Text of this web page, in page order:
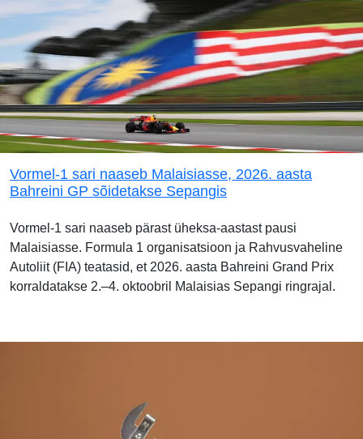
Vormel-1 sari naaseb Malaisiasse, 2026. aasta
Bahreini GP sõidetakse Sepangis
Vormel-1 sari naaseb pärast üheksa-aastast pausi
Malaisiasse. Formula 1 organisatsioon ja Rahvusvaheline
Autoliit (FIA) teatasid, et 2026. aasta Bahreini Grand Prix
korraldatakse 2.–4. oktoobril Malaisias Sepangi ringrajal.